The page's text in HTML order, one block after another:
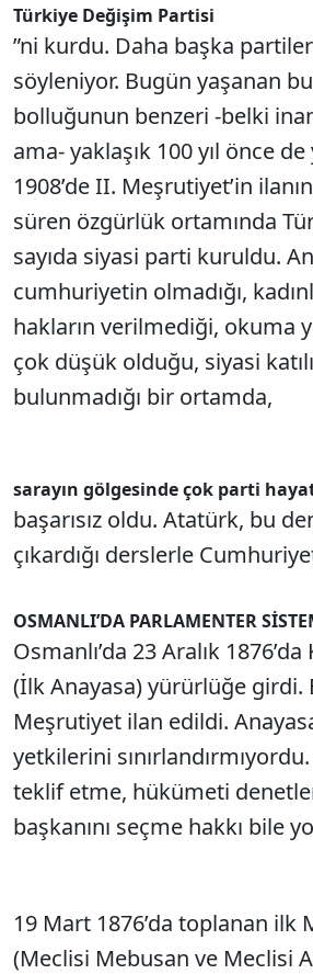
Türkiye Değişim Partisi
”ni kurdu. Daha başka
söyleniyor. Bugün yaşanan
bolluğunun benzeri -belki
ama- yaklaşık 100 yıl önce de
1908’de II. Meşrutiyet’in
süren özgürlük ortamında
sayıda siyasi parti kuruldu.
cumhuriyetin olmadığı,
hakların verilmediği, okuma
çok düşük olduğu, siyasi
bulunmadığı bir ortamda,
sarayın gölgesinde çok parti
başarısız oldu. Atatürk, bu
çıkardığı derslerle
OSMANLI’DA PARLAMENTER
Osmanlı’da 23 Aralık
(İlk Anayasa) yürürlüğe girdi.
Meşrutiyet ilan edildi.
yetkilerini
teklif etme, hükümeti
başkanını seçme hakkı bile
19 Mart 1876’da toplanan ilk
(Meclisi Mebusan ve Meclisi